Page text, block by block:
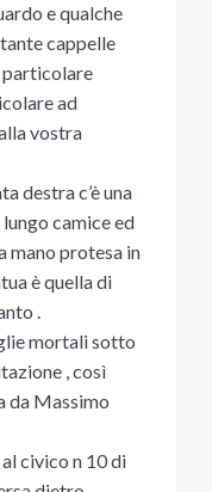
e qualche
cappelle
particolare
ad
vostra
destra c’è una
camice ed
mano protesa in
è quella di
.
mortali sotto
, così
da Massimo
civico n 10 di